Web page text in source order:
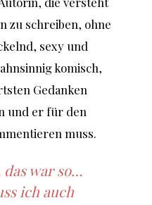
zu schreiben, ohne
sexy und
komisch,
Gedanken
und er für den
muss.
war so…
ich auch